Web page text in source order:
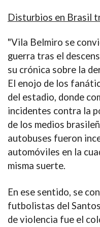
Disturbios en Brasil
"Vila Belmiro se
guerra tras el
su crónica sobre la
El enojo de los
del estadio, donde
incidentes contra la
de los medios
autobuses fueron
automóviles en la
misma suerte.
En ese sentido, se
futbolistas del
de violencia fue el